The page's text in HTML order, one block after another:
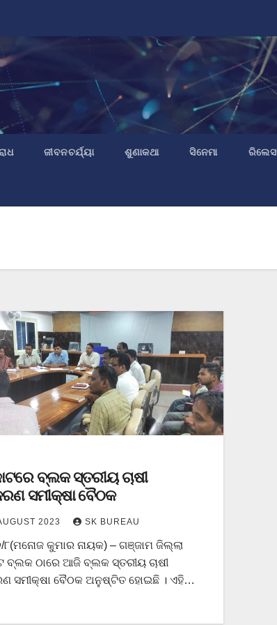
ଜୀବନଚର୍ଯ୍ୟା ଶୁଣାକଥା ସିନେମା
ବ୍ଲକ ସ୍ତରୀୟ ଚାଷୀ
ସମୀକ୍ଷା ବୈଠକ
2023 SK BUREAU
୮(ମନୋଜ କୁମାର ନାୟକ) – ଗଞ୍ଜାମ ଜିଲ୍ଲା
ବ୍ଲକ ଠାରେ ଆଜି ବ୍ଲକ ସ୍ତରୀୟ ଚାଷୀ
ସମୀକ୍ଷା ବୈଠକ ଅନୁଷ୍ଟିତ ହୋଇଛି । ଏହି…